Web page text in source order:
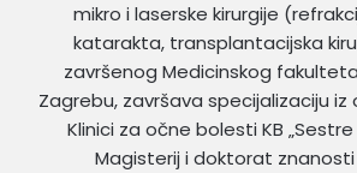
mikro i laserske kirurgije
katarakta, transplantacijska
završenog Medicinskog
Zagrebu, završava specijalizaciju
Klinici za očne bolesti KB
Magisterij i doktorat